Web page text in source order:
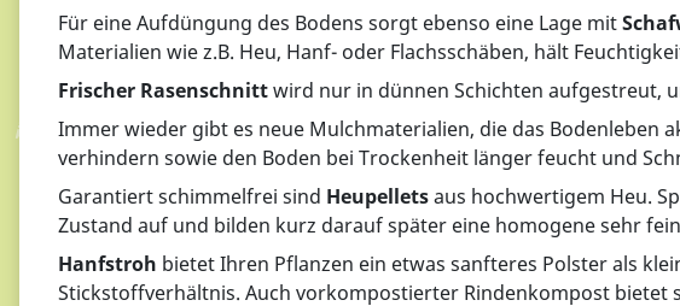
Für eine Aufdüngung des Bodens sorgt ebenso eine Lage mit
Materialien wie z.B. Heu, Hanf- oder Flachsschäben, hält
Frischer Rasenschnittwird nur in dünnen Schichten aufgestreut,
Immer wieder gibt es neue Mulchmaterialien, die das
verhindern sowie den Boden bei Trockenheit länger feucht und
Garantiert schimmelfrei sind Heupelletsaus hochwertigem Heu.
Zustand auf und bilden kurz darauf später eine homogene sehr
Hanfstroh bietet Ihren Pflanzen ein etwas sanfteres Polster als
Stickstoffverhältnis. Auch vorkompostierter Rindenkompost bietet